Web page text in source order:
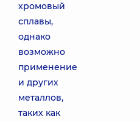
хромовый
сплавы,
однако
возможно
применение
и других
металлов,
таких как